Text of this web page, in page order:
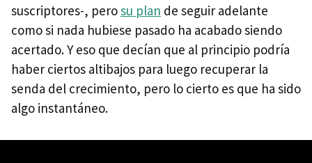
suscriptores-, perosu plan de seguir adelante
como si nada hubiese pasado ha acabado siendo
acertado. Y eso que decían que al principio podría
haber ciertos altibajos para luego recuperar la
senda del crecimiento, pero lo cierto es que ha sido
algo instantáneo.